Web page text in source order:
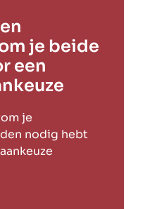
je beide
een
je
nodig hebt